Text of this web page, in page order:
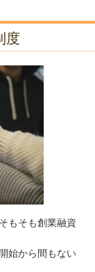
度
もそも創業融資
始から間もない